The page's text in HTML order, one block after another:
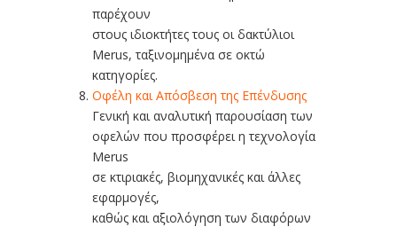
παρέχουν
στους ιδιοκτήτες τους οι δακτύλιοι
Merus, ταξινομημένα σε οκτώ
κατηγορίες.
Οφέλη και Απόσβεση της Επένδυσης
Γενική και αναλυτική παρουσίαση των
οφελών που προσφέρει η τεχνολογία
Merus
σε κτιριακές, βιομηχανικές και άλλες
εφαρμογές,
καθώς και αξιολόγηση των διαφόρων